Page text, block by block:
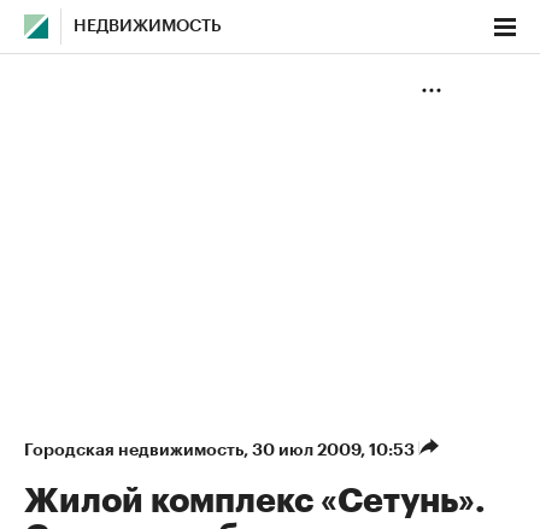
НЕДВИЖИМОСТЬ
Городская недвижимость⁠, 30 июл 2009, 10:53
Жилой комплекс «Сетунь».